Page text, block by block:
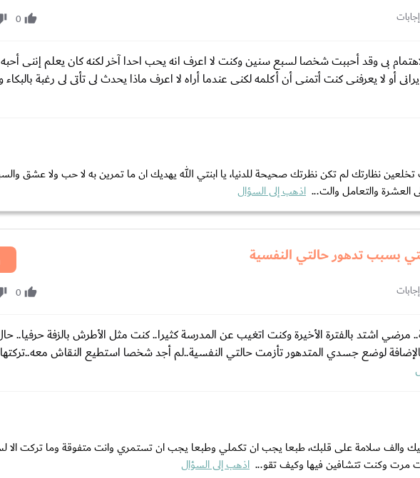
0
بى وقد أحببت شخصا لسبع سنين وكنت لا اعرف انه يحب احدا آخر لكنه كان يعلم إننى
أو لا يعرفنى كنت أتمنى أن أكلمه لكنى عندما أراه لا اعرف ماذا يحدث لى تأتى لى رغبة بالبكاء
تخلعين نظارتك لم تكن نظرتك صحيحة للدنيا، يا ابنتي الله يهديك ان ما تمرين به لا حب ولا عشق
العشرة والتعامل والت... اذهب إلى السؤال
بسبب تدهور حالتي النفسية
0
اشتد بالفترة الأخيرة وكنت اتغيب عن المدرسة كثيرا.. كنت مثل الأطرش بالزفة حرفيا..
لوضع جسدي المتدهور تأزمت حالتي النفسية..لم أجد شخصا استطيع النقاش
والف سلامة على قلبك، طبعا يجب ان تكملي وطبعا يجب ان تستمري وانت متفوقة وما تركت الا
اذهب إلى السؤال